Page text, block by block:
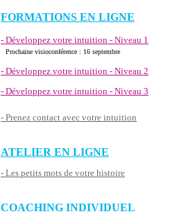
FORMATIONS EN LIGNE
- Développez votre intuition - Niveau 1
Prochaine visioconférence : 16 septembre
- Développez votre intuition - Niveau 2
- Développez votre intuition - Niveau 3
- Prenez contact avec votre intuition
ATELIER EN LIGNE
- Les petits mots de votre histoire
COACHING INDIVIDUEL